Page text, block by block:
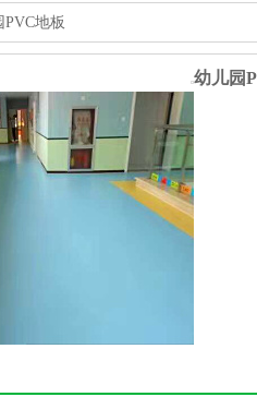
地板
幼儿园